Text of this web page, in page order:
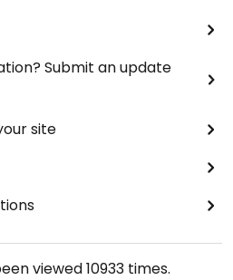
Submit an update
site
viewed10933times.